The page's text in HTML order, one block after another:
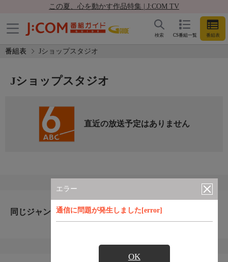
この夏、心を動かす作品特集 | J:COM TV
CS番組一覧 番組表
検索
番組表 Jショップスタジオ
エラー
通信に問題が発生しました[error]
OK
Jショップスタジオ
直近の放送予定はありません
同じジャンルのおすすめ番組